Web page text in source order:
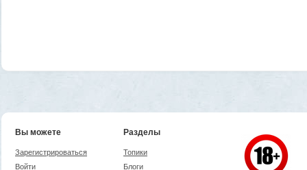
Вы можете
Зарегистрироваться
Войти
Разделы
Топики
Блоги